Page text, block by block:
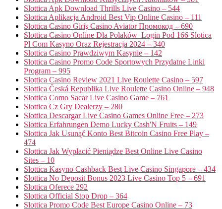
Slottica Apk Download Thrills Live Casino – 544
Slottica Aplikacja Android Best Vip Online Casino – 111
Slottica Casino Giriş Casino Aviator Промокод – 690
Slottica Casino Online Dla Polaków ️ Login Pod 166 Slotica
Pl Com Kasyno Oraz Rejestracja 2024 – 340
Slottica Casino Prawdziwym Kasynie – 142
Slottica Casino Promo Code Sportowych Przydatne Linki
Program – 995
Slottica Casino Review 2021 Live Roulette Casino – 597
Slottica Česká Republika Live Roulette Casino Online – 948
Slottica Como Sacar Live Casino Game – 761
Slottica Cz Gry Dealerzy – 280
Slottica Descargar Live Casino Games Online Free – 273
Slottica Erfahrungen Demo Lucky Cash'N Fruits – 149
Slottica Jak Usunąć Konto Best Bitcoin Casino Free Play –
474
Slottica Jak Wypłacić Pieniądze Best Online Live Casino
Sites – 10
Slottica Kasyno Cashback Best Live Casino Singapore – 434
Slottica No Deposit Bonus 2023 Live Casino Top 5 – 691
Slottica Oferece 292
Slottica Official Stop Drop – 364
Slottica Promo Code Best Europe Casino Online – 73